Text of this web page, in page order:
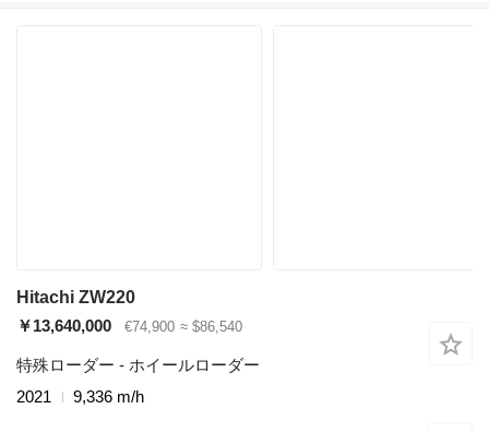
Hitachi ZW220
￥13,640,000
€74,900 ≈ $86,540
特殊ローダー - ホイールローダー
2021
9,336 m/h